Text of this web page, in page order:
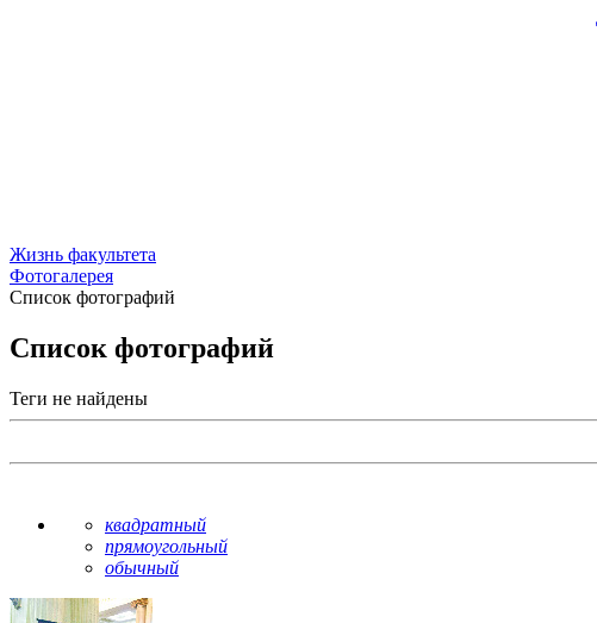
Жизнь факультета
Фотогалерея
Список фотографий
Список фотографий
Теги не найдены
квадратный
прямоугольный
обычный